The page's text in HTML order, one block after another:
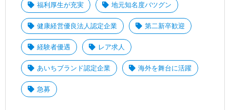
福利厚生が充実 地元知名度バツグン
健康経営優良法人認定企業 第二新卒歓迎
経験者優遇 レア求人
あいちブランド認定企業 海外を舞台に活躍
急募